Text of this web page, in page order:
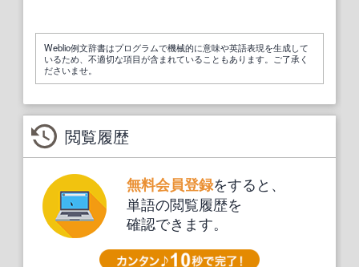
Weblio例文辞書はプログラムで機械的に意味や英語表現を生成して
いるため、不適切な項目が含まれていることもあります。ご了承く
ださいませ。
閲覧履歴
無料会員登録をすると、
単語の閲覧履歴を
確認できます。